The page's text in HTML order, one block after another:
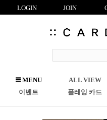
LOGIN JOIN
CMENU ALL VIEW
이벤트
플레잉 카드